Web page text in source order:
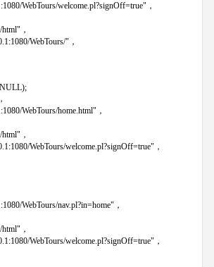
WebTours/welcome.pl?signOff=true"，
，
WebTours/"，
WebTours/home.html"，
，
WebTours/welcome.pl?signOff=true"，
WebTours/nav.pl?in=home"，
，
WebTours/welcome.pl?signOff=true"，